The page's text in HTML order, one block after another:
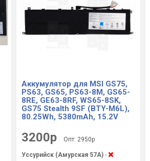
Аккумулятор для MSI GS75,
PS63, GS65, PS63-8M, GS65-
8RE, GE63-8RF, WS65-8SK,
GS75 Stealth 9SF (BTY-M6L),
80.25Wh, 5380mAh, 15.2V
3200р Опт: 2950р
Уссурийск (Амурская 57А) -